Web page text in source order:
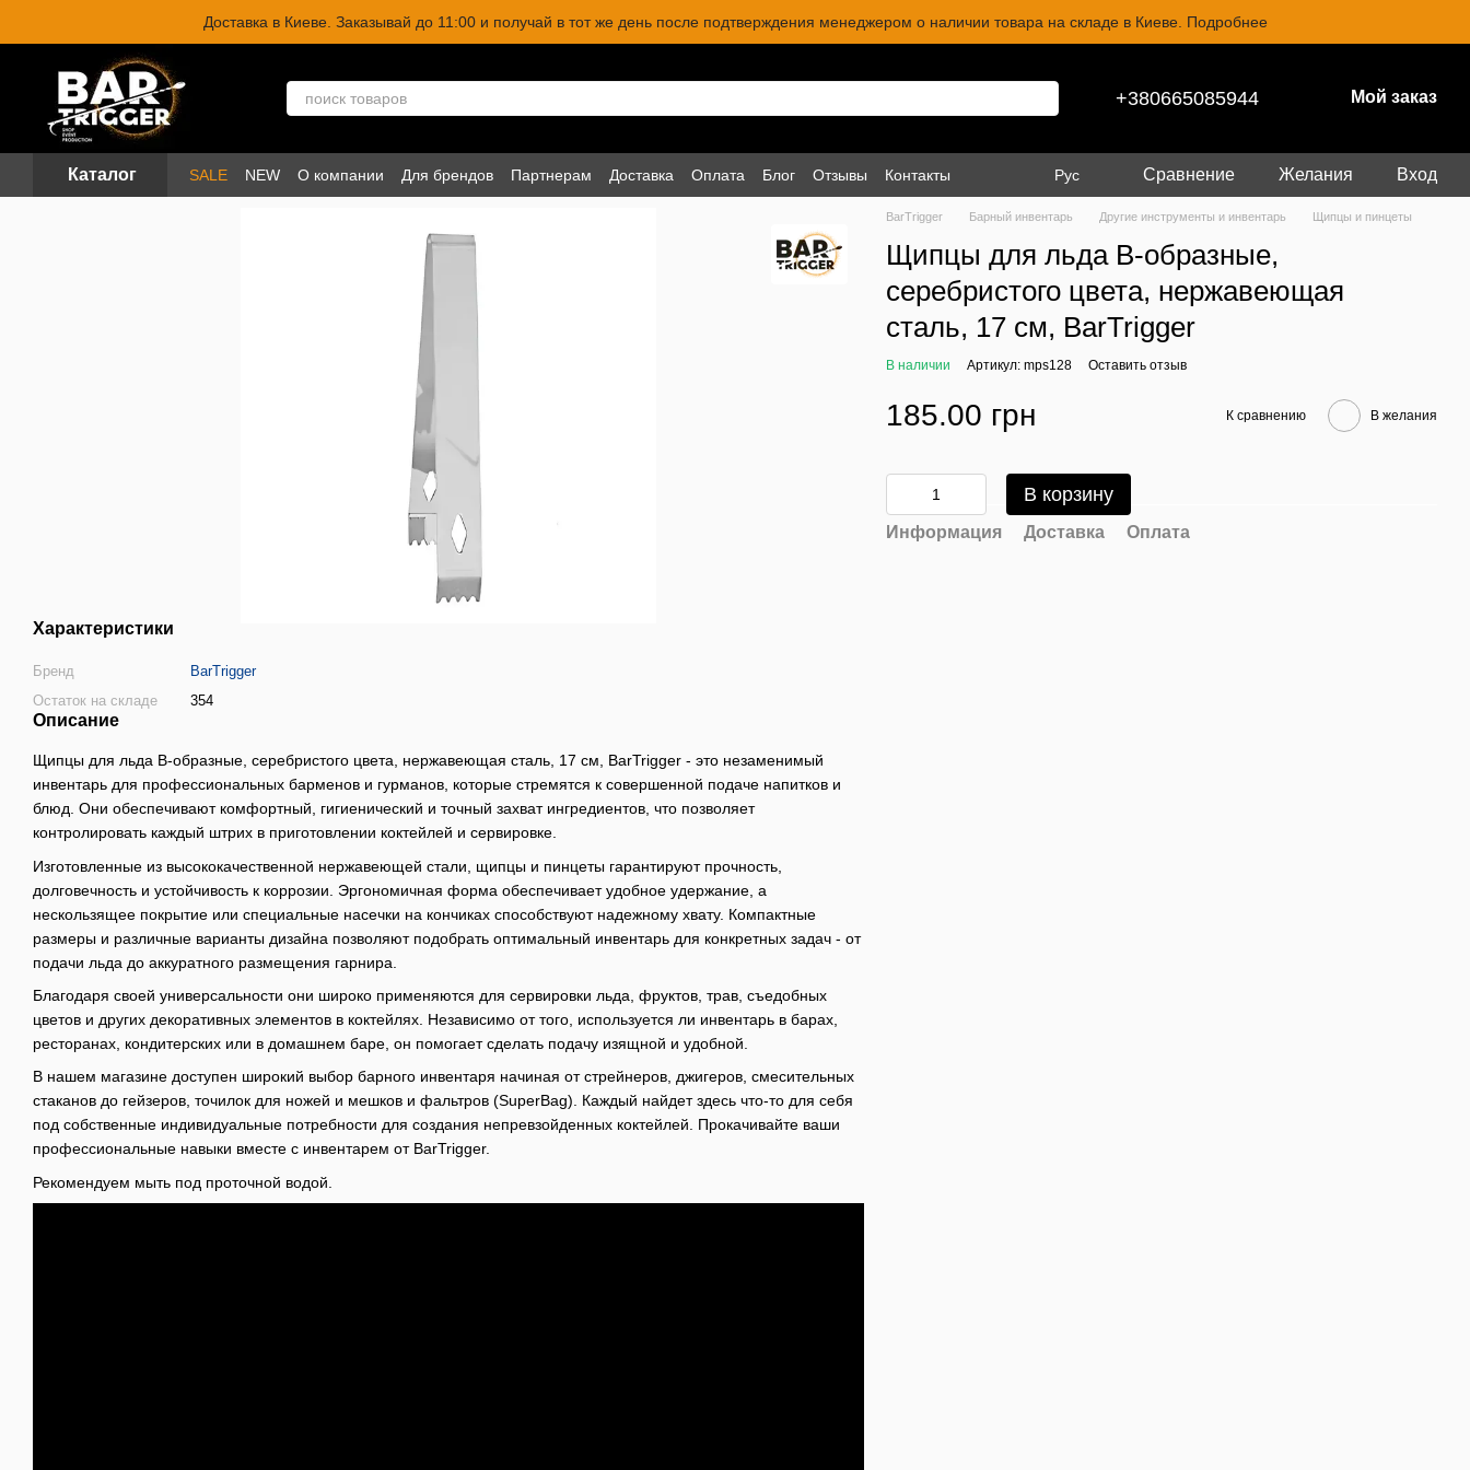
Перейти к основному контентуДоставка в Киеве. Заказывай до 11:00 и получай в тот же день после подтверждения менеджером о наличии товара на складе в Киеве. Подробнее
+380665085944 Мой заказ
Каталог SALE NEW О компании Для брендов Партнерам Доставка Оплата Блог Отзывы Контакты Рус Сравнение Желания Вход
Характеристики
Бренд
BarTrigger
Остаток на складе
354
Описание
Щипцы для льда B-образные, серебристого цвета, нержавеющая сталь, 17 см, BarTrigger - это незаменимый
инвентарь для профессиональных барменов и гурманов, которые стремятся к совершенной подаче напитков и
блюд. Они обеспечивают комфортный, гигиенический и точный захват ингредиентов, что позволяет
контролировать каждый штрих в приготовлении коктейлей и сервировке.
Изготовленные из высококачественной нержавеющей стали, щипцы и пинцеты гарантируют прочность,
долговечность и устойчивость к коррозии. Эргономичная форма обеспечивает удобное удержание, а
нескользящее покрытие или специальные насечки на кончиках способствуют надежному хвату. Компактные
размеры и различные варианты дизайна позволяют подобрать оптимальный инвентарь для конкретных задач - от
подачи льда до аккуратного размещения гарнира.
Благодаря своей универсальности они широко применяются для сервировки льда, фруктов, трав, съедобных
цветов и других декоративных элементов в коктейлях. Независимо от того, используется ли инвентарь в барах,
ресторанах, кондитерских или в домашнем баре, он помогает сделать подачу изящной и удобной.
В нашем магазине доступен широкий выбор барного инвентаря начиная от стрейнеров, джигеров, смесительных
стаканов до гейзеров, точилок для ножей и мешков и фальтров (SuperBag). Каждый найдет здесь что-то для себя
под собственные индивидуальные потребности для создания непревзойденных коктейлей. Прокачивайте ваши
профессиональные навыки вместе с инвентарем от BarTrigger.
Рекомендуем мыть под проточной водой.
BarTrigger Барный инвентарь Другие инструменты и инвентарь Щипцы и пинцеты
Щипцы для льда B-образные,
серебристого цвета, нержавеющая
сталь, 17 см, BarTrigger
В наличии Артикул: mps128 Оставить отзыв
185.00 грн К сравнению В желания
В корзину
Информация Доставка Оплата